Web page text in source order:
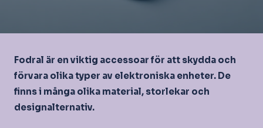
Fodral är en viktig accessoar för att skydda och
förvara olika typer av elektroniska enheter. De
finns i många olika material, storlekar och
designalternativ.